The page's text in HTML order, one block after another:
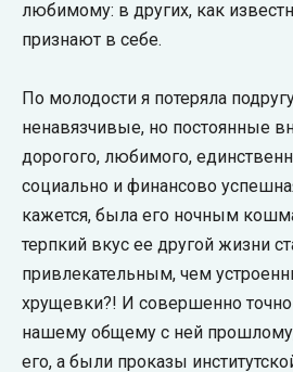
любимому: в других, как
признают в себе.
По молодости я потеряла
ненавязчивые, но постоянные
дорогого, любимого,
социально и финансово
кажется, была его ночным
терпкий вкус ее другой жизни
привлекательным, чем
хрущевки?! И совершенно
нашему общему с ней
его, а были проказы